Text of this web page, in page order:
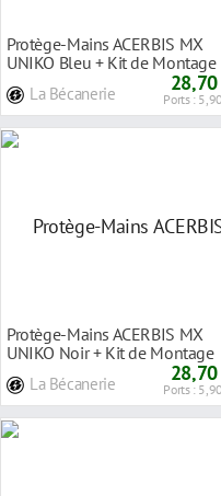
Protège-Mains ACERBIS MX
UNIKO Bleu + Kit de Montage
La Bécanerie Ports :
Protège-Mains ACERBIS MX
UNIKO Noir + Kit de Montage
La Bécanerie Ports :